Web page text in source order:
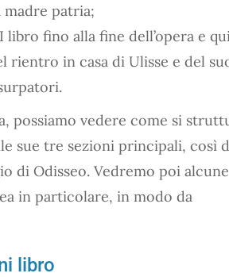
madre patria;
libro fino alla fine dell’opera e
rientro in casa di Ulisse e del
possiamo vedere come si
sue tre sezioni principali, così
di Odisseo. Vedremo poi alcune
in particolare, in modo da
libro